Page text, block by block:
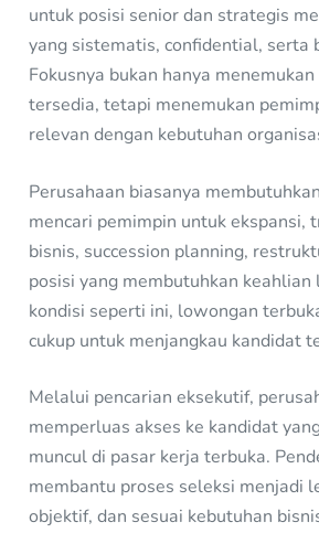
untuk posisi senior dan strategis
yang sistematis, confidential, serta
Fokusnya bukan hanya
tersedia, tetapi menemukan
relevan dengan kebutuhan
Perusahaan biasanya
mencari pemimpin untuk ekspansi,
bisnis, succession planning,
posisi yang membutuhkan keahlian
kondisi seperti ini, lowongan
cukup untuk menjangkau kandidat
Melalui pencarian eksekutif,
memperluas akses ke kandidat
muncul di pasar kerja terbuka.
membantu proses seleksi menjadi
objektif, dan sesuai kebutuhan